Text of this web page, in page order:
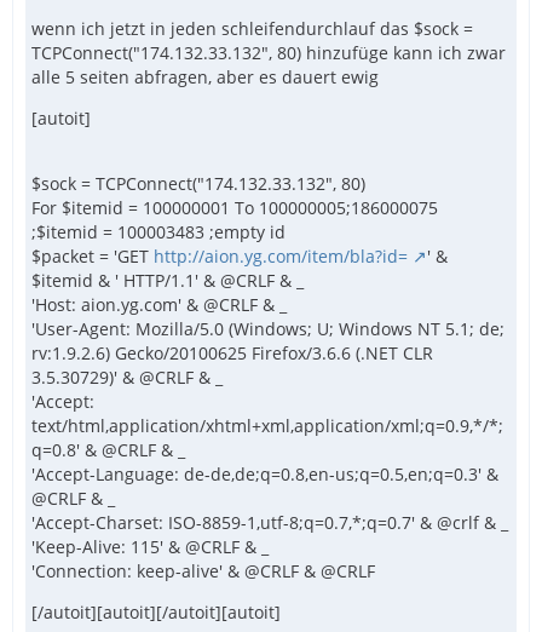
wenn ich jetzt in jeden schleifendurchlauf das $sock =
TCPConnect("174.132.33.132", 80) hinzufüge kann ich zwar
alle 5 seiten abfragen, aber es dauert ewig
[autoit]
$sock = TCPConnect("174.132.33.132", 80)
For $itemid = 100000001 To 100000005;186000075
;$itemid = 100003483 ;empty id
$packet = 'GET http://aion.yg.com/item/bla?id=
' &
$itemid & ' HTTP/1.1' & @CRLF & _
'Host: aion.yg.com' & @CRLF & _
'User-Agent: Mozilla/5.0 (Windows; U; Windows NT 5.1; de;
rv:1.9.2.6) Gecko/20100625 Firefox/3.6.6 (.NET CLR
3.5.30729)' & @CRLF & _
'Accept:
text/html,application/xhtml+xml,application/xml;q=0.9,*/*;
q=0.8' & @CRLF & _
'Accept-Language: de-de,de;q=0.8,en-us;q=0.5,en;q=0.3' &
@CRLF & _
'Accept-Charset: ISO-8859-1,utf-8;q=0.7,*;q=0.7' & @crlf & _
'Keep-Alive: 115' & @CRLF & _
'Connection: keep-alive' & @CRLF & @CRLF
[/autoit][autoit][/autoit][autoit]